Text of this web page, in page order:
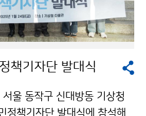
책기자단 발대식
울 동작구 신대방동 기상청
정책기자단 발대식에 참석해